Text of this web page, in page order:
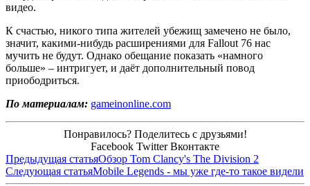
видео.
К счастью, никого типа жителей убежищ замечено не было,
значит, какими-нибудь расширениями для Fallout 76 нас
мучить не будут. Однако обещание показать «намного
больше» – интригует, и даёт дополнительный повод
приободриться.
По материалам: gameinonline.com
Понравилось? Поделитесь с друзьями!
Facebook Twitter Вконтакте
Предыдущая статьяОбзор Tom Clancy's The Division 2
Следующая статьяMobile Legends - мы уже где-то такое видели